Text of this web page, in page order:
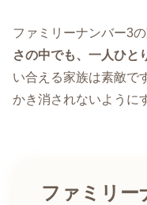
ファミリーナンバー3
さの中でも、一人ひと
い合える家族は素敵で
かき消されないように
ファミリー